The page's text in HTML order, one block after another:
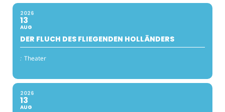
2026
13
AUG
DER FLUCH DES FLIEGENDEN HOLLÄNDERS
: Theater
2026
13
AUG